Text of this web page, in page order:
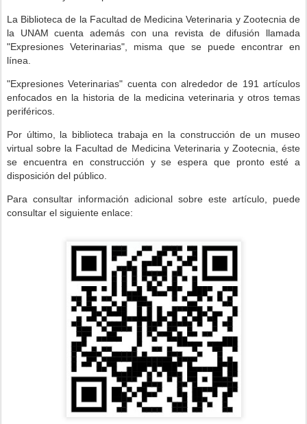
La Biblioteca de la Facultad de Medicina Veterinaria y Zootecnia de
la UNAM cuenta además con una revista de difusión llamada
"Expresiones Veterinarias", misma que se puede encontrar en
línea.
"Expresiones Veterinarias" cuenta con alrededor de 191 artículos
enfocados en la historia de la medicina veterinaria y otros temas
periféricos.
Por último, la biblioteca trabaja en la construcción de un museo
virtual sobre la Facultad de Medicina Veterinaria y Zootecnia, éste
se encuentra en construcción y se espera que pronto esté a
disposición del público.
Para consultar información adicional sobre este artículo, puede
consultar el siguiente enlace: